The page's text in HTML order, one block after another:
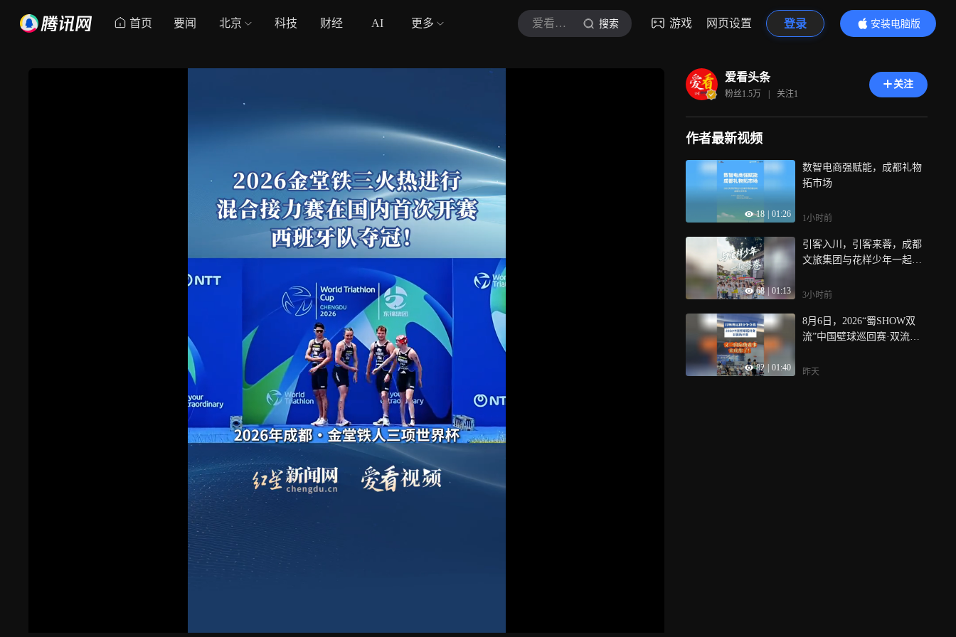
首页 要闻 北京 科技 财经 AI 更多 爱看头条 搜索 游戏 网页设置 登录
安装电脑版
内容更精彩
爱看头条
粉丝1.5万 | 关注1
关注
作者最新视频
18 01:26
数智电商强赋能，成都礼物
拓市场
1小时前
68 | 01:13
引客入川，引客来蓉，成都
文旅集团与花样少年一起，
——“客从何来？因何而来？
3小时前
82 01:40
8月6日，2026“蜀SHOW双
流”中国壁球巡回赛·双流站
原基地挥拍开赛，赛事全面
昨天